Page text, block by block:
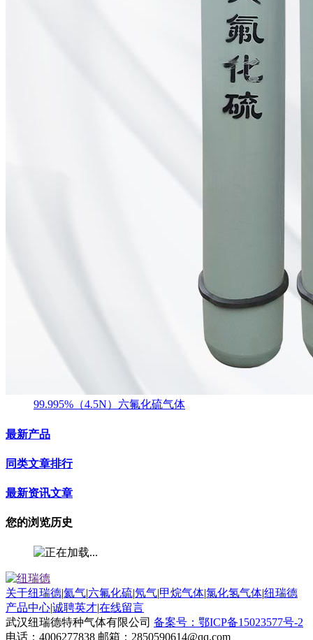
99.995%（4.5N）六氟化硫气体
最新产品
同类文章排行
最新资讯文章
您的浏览历史
关于纽瑞德|氦气|六氟化硫|氖气|甲烷气体|氯化氢气体|纽瑞德
产品中心|诚聘英才|在线留言
武汉纽瑞德特种气体有限公司 备案号：鄂ICP备15023577号-2
电话：4006277838 邮箱：2850590614@qq.com